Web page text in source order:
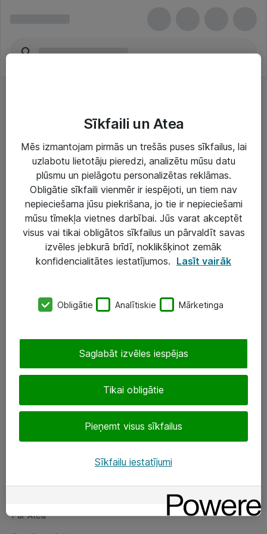
Risinājumi & Pakalpojumi
IT serviss un atbalsts
IT infrastruktūra
Darba vietu IT risinājumi
Serveri un datu centri
SIA „ATEA”
eShop@atea.lv
Sekojiet mums
Par Atea
Par Atea
Sīkfaili un Atea
Mēs izmantojam pirmās un trešās puses sīkfailus, lai
uzlabotu lietotāju pieredzi, analizētu mūsu datu
plūsmu un pielāgotu personalizētas reklāmas.
Obligātie sīkfaili vienmēr ir iespējoti, un tiem nav
nepieciešama jūsu piekrišana, jo tie ir nepieciešami
mūsu tīmekļa vietnes darbībai. Jūs varat akceptēt
visus vai tikai obligātos sīkfailus un pārvaldīt savas
izvēles jebkurā brīdī, noklikšķinot zemāk
konfidencialitātes iestatījumos. Lasīt vairāk
Obligātie Analītiskie Mārketinga
Tikai obligātie
Pieņemt visus sīkfailus
Saglabāt izvēles iespējas
Sīkfailu iestatījumi